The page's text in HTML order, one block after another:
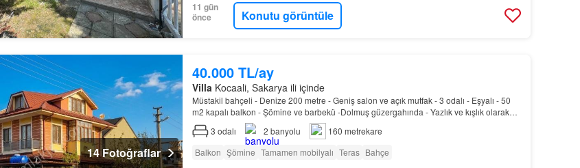
11 gün
önce
Konutu görüntüle
14 Fotoğraflar
40.000 TL/ay
Villa Kocaali, Sakarya ili içinde
Müstakil bahçeli - Denize 200 metre - Geniş salon ve açık mutfak - 3 odalı - Eşyalı - 50
m2 kapalı balkon - Şömine ve barbekü -Dolmuş güzergahında - Yazlık ve kışlık olarak
kullanıma uygun
3 odalı 2 banyolu
160 metrekare
Balkon Şömine Tamamen mobilyalı Teras Bahçe